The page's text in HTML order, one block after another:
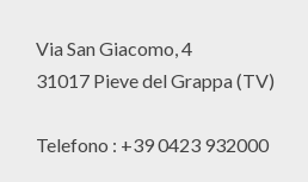
Via San Giacomo, 4
31017 Pieve del Grappa (TV)
Telefono : +39 0423 932000